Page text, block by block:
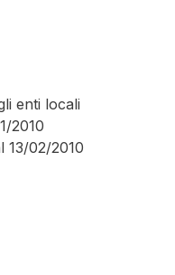
enti locali
2010
13/02/2010